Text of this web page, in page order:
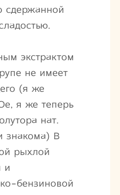
сдержанной
экстрактом
не имеет
(я же
я же теперь
нат.
знакома) В
рыхлой
и
бензиновой